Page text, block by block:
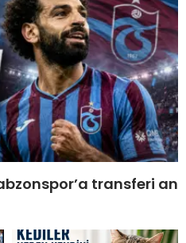
transferi an